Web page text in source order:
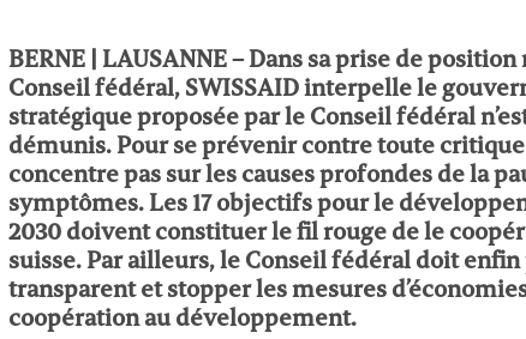
BERNE | LAUSANNE – Dans sa prise de
Conseil fédéral, SWISSAID interpelle le
stratégique proposée par le Conseil fédéral
démunis. Pour se prévenir contre toute
concentre pas sur les causes profondes de la
symptômes. Les 17 objectifs pour le
2030 doivent constituer le fil rouge de le
suisse. Par ailleurs, le Conseil fédéral doit
transparent et stopper les mesures
coopération au développement.